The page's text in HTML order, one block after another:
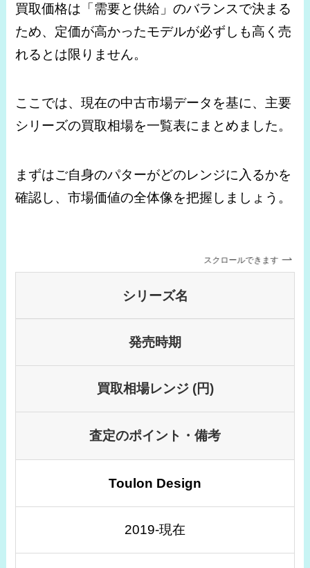
買取価格は「需要と供給」のバランスで決まる
ため、定価が高かったモデルが必ずしも高く売
れるとは限りません。
ここでは、現在の中古市場データを基に、主要
シリーズの買取相場を一覧表にまとめました。
まずはご自身のパターがどのレンジに入るかを
確認し、市場価値の全体像を把握しましょう。
スクロールできます
シリーズ名
発売時期
買取相場レンジ (円)
査定のポイント・備考
Toulon Design
2019-現在